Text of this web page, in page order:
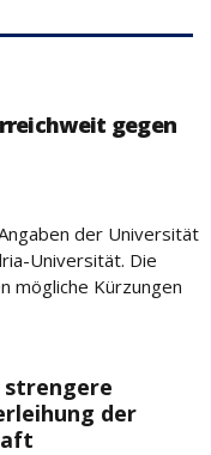
gegen
der Universität
Universität. Die
mögliche Kürzungen
der